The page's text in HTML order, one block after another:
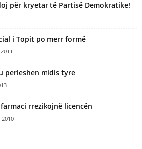
për kryetar të Partisë Demokratike!
i Topit po merr formë
perleshen midis tyre
rrezikojnë licencën
2010